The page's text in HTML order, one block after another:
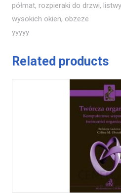
półmat, rozpieraki do drzwi,
wysokich okien, obzeze
yyyyy
Related products